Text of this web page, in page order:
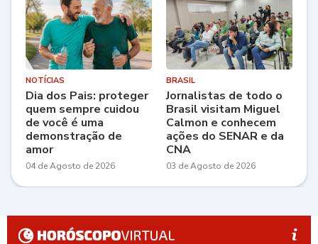
NOTÍCIAS
Dia dos Pais: proteger
quem sempre cuidou
de você é uma
demonstração de
amor
04 de Agosto de 2026
BRASIL
Jornalistas de todo o
Brasil visitam Miguel
Calmon e conhecem
ações do SENAR e da
CNA
03 de Agosto de 2026